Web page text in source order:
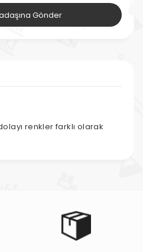
Gönder
renkler farklı olarak